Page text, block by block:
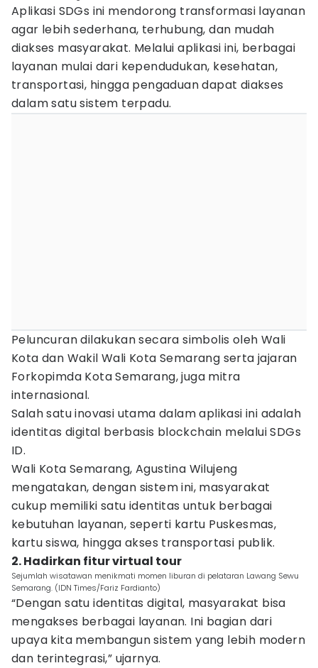
Aplikasi SDGs ini mendorong transformasi layanan
agar lebih sederhana, terhubung, dan mudah
diakses masyarakat. Melalui aplikasi ini, berbagai
layanan mulai dari kependudukan, kesehatan,
transportasi, hingga pengaduan dapat diakses
dalam satu sistem terpadu.
Peluncuran dilakukan secara simbolis oleh Wali
Kota dan Wakil Wali Kota Semarang serta jajaran
Forkopimda Kota Semarang, juga mitra
internasional.
Salah satu inovasi utama dalam aplikasi ini adalah
identitas digital berbasis blockchain melalui SDGs
ID.
Wali Kota Semarang, Agustina Wilujeng
mengatakan, dengan sistem ini, masyarakat
cukup memiliki satu identitas untuk berbagai
kebutuhan layanan, seperti kartu Puskesmas,
kartu siswa, hingga akses transportasi publik.
2. Hadirkan fitur virtual tour
Sejumlah wisatawan menikmati momen liburan di pelataran Lawang Sewu
Semarang. (IDN Times/Fariz Fardianto)
“Dengan satu identitas digital, masyarakat bisa
mengakses berbagai layanan. Ini bagian dari
upaya kita membangun sistem yang lebih modern
dan terintegrasi,” ujarnya.